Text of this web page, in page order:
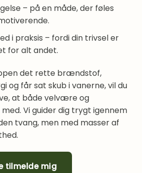
– på en måde, der føles
i praksis – fordi din trivsel er
for alt andet.
det rette brændstof,
og får sat skub i vanerne, vil du
at både velvære og
Vi guider dig trygt igennem
tvang, men med masser af
tilmelde mig